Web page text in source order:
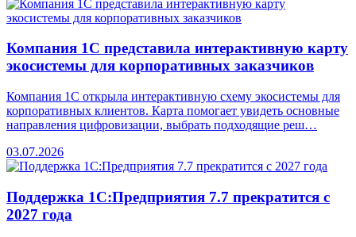
Компания 1С представила интерактивную карту
экосистемы для корпоративных заказчиков
Компания 1С открыла интерактивную схему экосистемы для
корпоративных клиентов. Карта помогает увидеть основные
направления цифровизации, выбрать подходящие реш…
03.07.2026
Поддержка 1С:Предприятия 7.7 прекратится с
2027 года